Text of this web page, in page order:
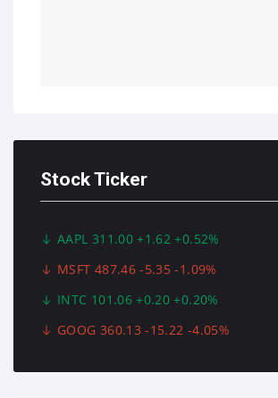
Stock Ticker
AAPL 311.00 +1.62 +0.52%
MSFT 487.46 -5.35 -1.09%
INTC 101.06 +0.20 +0.20%
GOOG 360.13 -15.22 -4.05%